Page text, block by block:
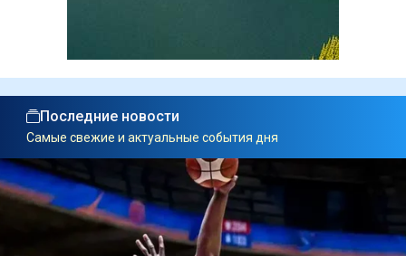
Последние новости
Самые свежие и актуальные события дня